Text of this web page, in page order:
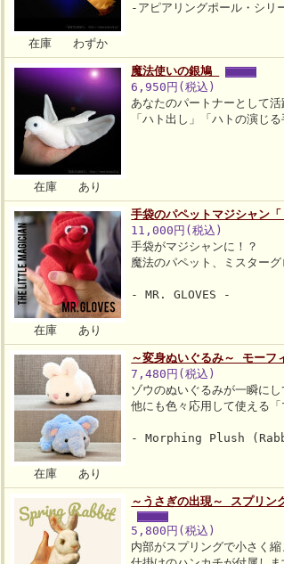
在庫 わずか
-アピアリングポール・シリ
在庫 あり
魔法使いの銀鳩
6,950円(税込)
あなたのパートナーとして活
「ハト出し」「ハトの演じ
在庫 あり
手袋のパペットマジシャン
11,000円(税込)
手袋がマジシャンに！？
魔法のパペット、ミスター
- MR. GLOVES -
在庫 あり
～変身ぬいぐるみ～ モーフ
7,480円(税込)
ゾウのぬいぐるみが一瞬に
他にも色々応用して使える「
- Morphing Plush
～うさぎの出現～ スプリン
5,800円(税込)
内部がスプリングで小さく